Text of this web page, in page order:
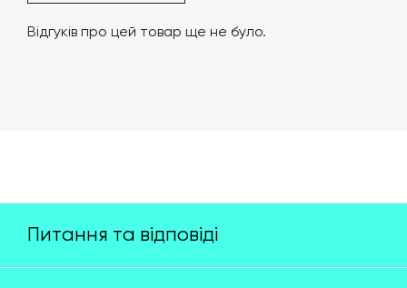
Відгуків про цей товар ще не було.
Питання та відповіді